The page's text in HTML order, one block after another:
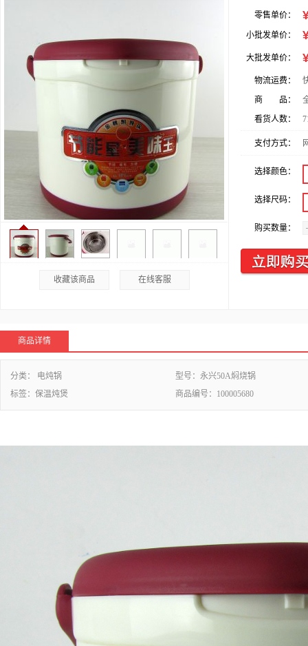
收藏该商品 在线客服
零售单价：
小批发单价：
大批发单价：
物流运费：
商 品：
看货人数：
支付方式：
选择颜色：
选择尺码：
购买数量：
商品详情
分类： 电炖锅 型号： 永兴50A焖烧锅
标签： 保温炖煲 商品编号： 100005680